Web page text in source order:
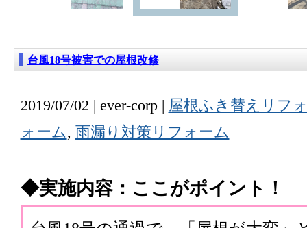
台風18号被害での屋根改修
2019/07/02 | ever-corp | 屋根ふき替えリフ
ォーム, 雨漏り対策リフォーム
◆実施内容：ここがポイント！